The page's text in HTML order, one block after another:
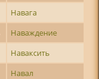
Навага
Наваждение
Наваксить
Навал